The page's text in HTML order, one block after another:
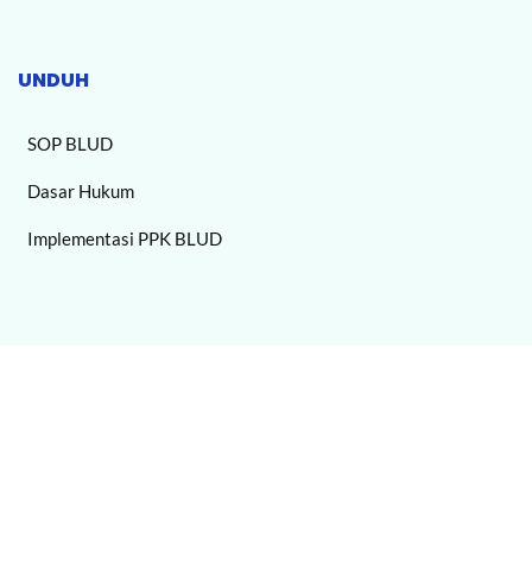
UNDUH
SOP BLUD
Dasar Hukum
Implementasi PPK BLUD